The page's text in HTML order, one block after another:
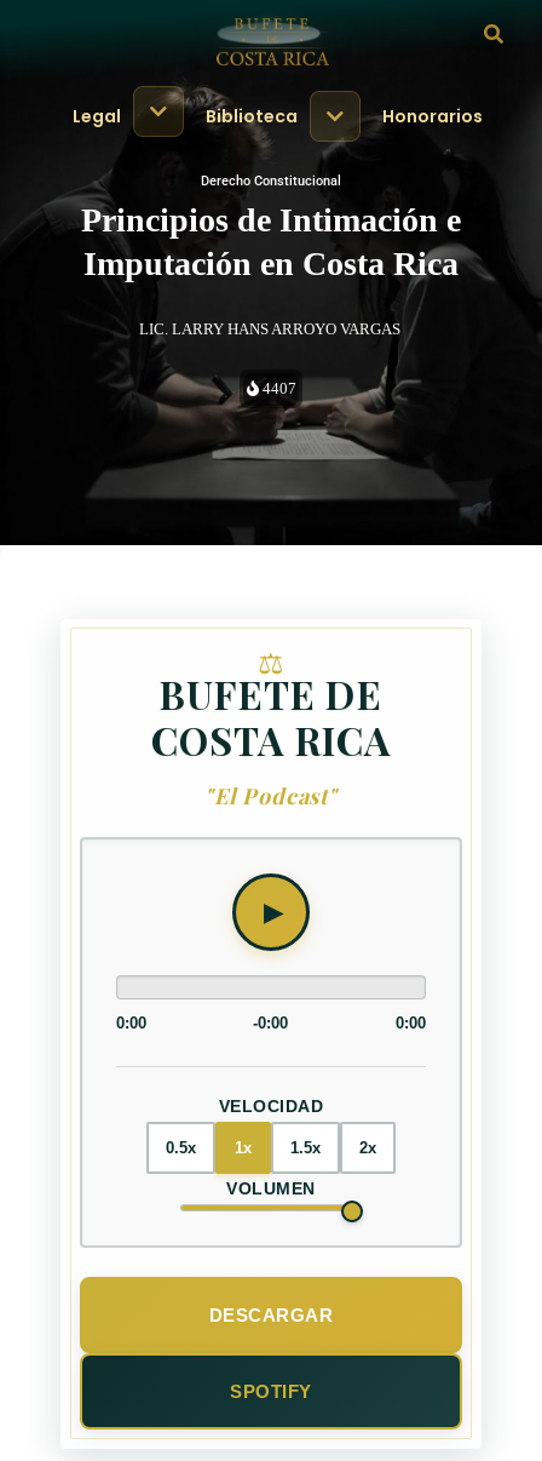
Legal Biblioteca Honorarios
Derecho Constitucional
Principios de Intimación e
Imputación en Costa Rica
LIC. LARRY HANS ARROYO VARGAS
4407
BUFETE DE
COSTA RICA
"El Podcast"
0:00 -0:00 0:00
VELOCIDAD
0.5x 1x 1.5x 2x
VOLUMEN
DESCARGAR
SPOTIFY